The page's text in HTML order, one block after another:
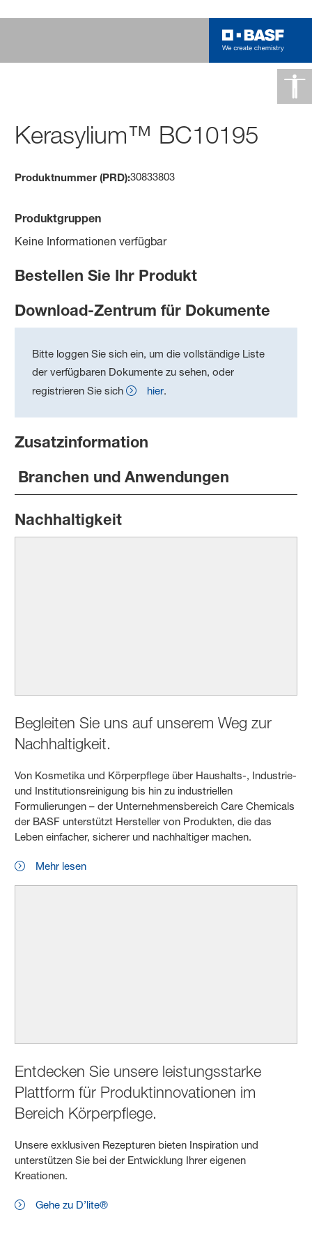
Kerasylium™ BC10195
Produktnummer (PRD):30833803
Produktgruppen
Keine Informationen verfügbar
Bestellen Sie Ihr Produkt
Download-Zentrum für Dokumente
Bitte loggen Sie sich ein, um die vollständige Liste
der verfügbaren Dokumente zu sehen, oder
registrieren Sie sich
hier.
Zusatzinformation
Branchen und Anwendungen
Nachhaltigkeit
Begleiten Sie uns auf unserem Weg zur
Nachhaltigkeit.
Von Kosmetika und Körperpflege über Haushalts-, Industrie-
und Institutionsreinigung bis hin zu industriellen
Formulierungen – der Unternehmensbereich Care Chemicals
der BASF unterstützt Hersteller von Produkten, die das
Leben einfacher, sicherer und nachhaltiger machen.
Mehr lesen
Entdecken Sie unsere leistungsstarke
Plattform für Produktinnovationen im
Bereich Körperpflege.
Unsere exklusiven Rezepturen bieten Inspiration und
unterstützen Sie bei der Entwicklung Ihrer eigenen
Kreationen.
Gehe zu D’lite®